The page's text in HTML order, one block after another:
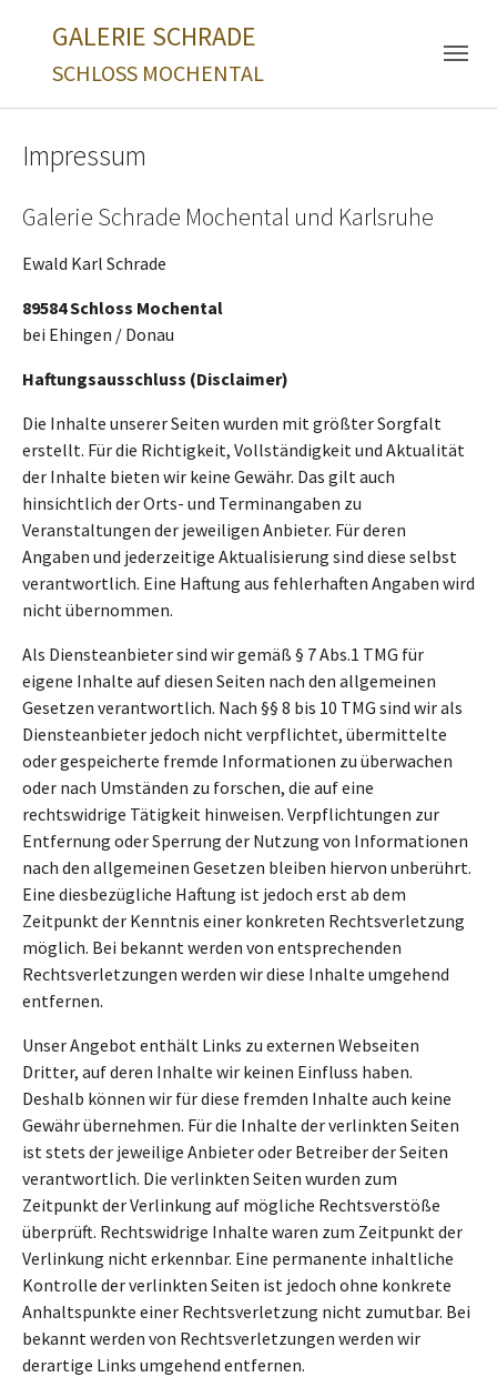
GALERIE SCHRADE
SCHLOSS MOCHENTAL
Impressum
Galerie Schrade Mochental und Karlsruhe
Ewald Karl Schrade
89584 Schloss Mochental
bei Ehingen / Donau
Haftungsausschluss (Disclaimer)
Die Inhalte unserer Seiten wurden mit größter Sorgfalt
erstellt. Für die Richtigkeit, Vollständigkeit und Aktualität
der Inhalte bieten wir keine Gewähr. Das gilt auch
hinsichtlich der Orts- und Terminangaben zu
Veranstaltungen der jeweiligen Anbieter. Für deren
Angaben und jederzeitige Aktualisierung sind diese selbst
verantwortlich. Eine Haftung aus fehlerhaften Angaben wird
nicht übernommen.
Als Diensteanbieter sind wir gemäß § 7 Abs.1 TMG für
eigene Inhalte auf diesen Seiten nach den allgemeinen
Gesetzen verantwortlich. Nach §§ 8 bis 10 TMG sind wir als
Diensteanbieter jedoch nicht verpflichtet, übermittelte
oder gespeicherte fremde Informationen zu überwachen
oder nach Umständen zu forschen, die auf eine
rechtswidrige Tätigkeit hinweisen. Verpflichtungen zur
Entfernung oder Sperrung der Nutzung von Informationen
nach den allgemeinen Gesetzen bleiben hiervon unberührt.
Eine diesbezügliche Haftung ist jedoch erst ab dem
Zeitpunkt der Kenntnis einer konkreten Rechtsverletzung
möglich. Bei bekannt werden von entsprechenden
Rechtsverletzungen werden wir diese Inhalte umgehend
entfernen.
Unser Angebot enthält Links zu externen Webseiten
Dritter, auf deren Inhalte wir keinen Einfluss haben.
Deshalb können wir für diese fremden Inhalte auch keine
Gewähr übernehmen. Für die Inhalte der verlinkten Seiten
ist stets der jeweilige Anbieter oder Betreiber der Seiten
verantwortlich. Die verlinkten Seiten wurden zum
Zeitpunkt der Verlinkung auf mögliche Rechtsverstöße
überprüft. Rechtswidrige Inhalte waren zum Zeitpunkt der
Verlinkung nicht erkennbar. Eine permanente inhaltliche
Kontrolle der verlinkten Seiten ist jedoch ohne konkrete
Anhaltspunkte einer Rechtsverletzung nicht zumutbar. Bei
bekannt werden von Rechtsverletzungen werden wir
derartige Links umgehend entfernen.